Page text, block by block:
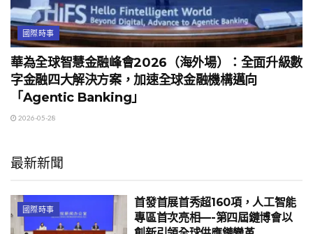
國際時事
華為全球智慧金融峰會2026（海外場）：全面升級數
字金融四大解決方案，加速全球金融機構邁向
「Agentic Banking」
2026-05-28
最新新聞
國際時事
首發首展首秀超160項，人工智能
專區首次亮相—-第四屆鏈博會以